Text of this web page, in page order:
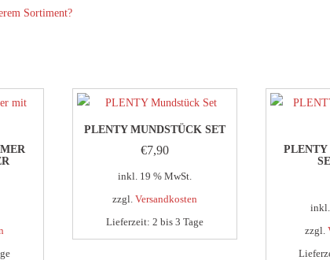
Sortiment?
PLENTY MUNDSTÜCK SET
€7,90
inkl. 19 % MwSt.
zzgl. Versandkosten
Lieferzeit: 2 bis 3 Tage
PLENTY
zzgl.